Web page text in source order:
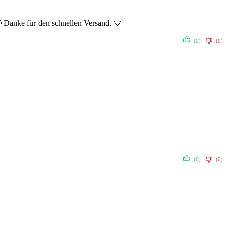
für den schnellen Versand. 💛
(0) (0)
(0) (0)